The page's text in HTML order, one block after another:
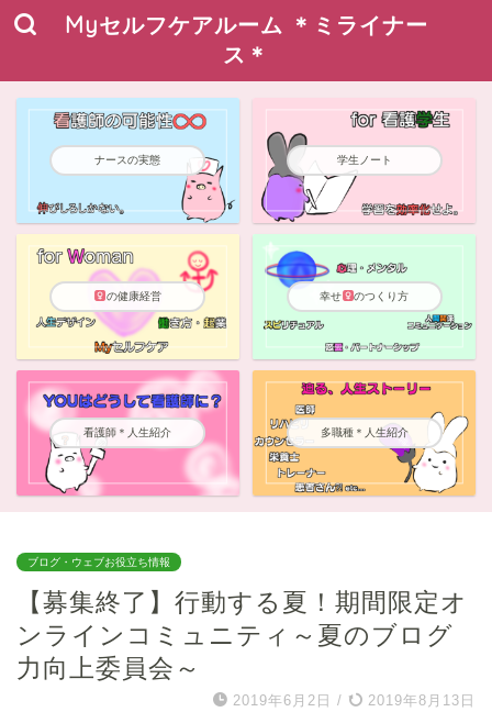
Myセルフケアルーム ＊ミライナー
ス＊
ナースの実態 学生ノート
の健康経営 幸せ のつくり方
看護師＊人生紹介 多職種＊人生紹介
ブログ・ウェブお役立ち情報
【募集終了】行動する夏！期間限定オ
ンラインコミュニティ～夏のブログ
力向上委員会～
2019年6月2日 / 2019年8月13日